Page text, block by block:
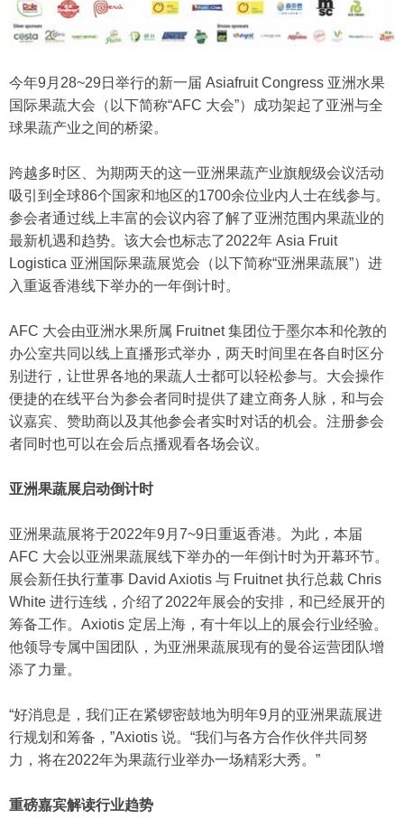
今年9月28~29日举行的新一届 Asiafruit Congress 亚洲水果
国际果蔬大会（以下简称“AFC 大会”）成功架起了亚洲与全
球果蔬产业之间的桥梁。
跨越多时区、为期两天的这一亚洲果蔬产业旗舰级会议活动
吸引到全球86个国家和地区的1700余位业内人士在线参与。
参会者通过线上丰富的会议内容了解了亚洲范围内果蔬业的
最新机遇和趋势。该大会也标志了2022年 Asia Fruit
Logistica 亚洲国际果蔬展览会（以下简称“亚洲果蔬展”）进
入重返香港线下举办的一年倒计时。
AFC 大会由亚洲水果所属 Fruitnet 集团位于墨尔本和伦敦的
办公室共同以线上直播形式举办，两天时间里在各自时区分
别进行，让世界各地的果蔬人士都可以轻松参与。大会操作
便捷的在线平台为参会者同时提供了建立商务人脉，和与会
议嘉宾、赞助商以及其他参会者实时对话的机会。注册参会
者同时也可以在会后点播观看各场会议。
亚洲果蔬展启动倒计时
亚洲果蔬展将于2022年9月7~9日重返香港。为此，本届
AFC 大会以亚洲果蔬展线下举办的一年倒计时为开幕环节。
展会新任执行董事 David Axiotis 与 Fruitnet 执行总裁 Chris
White 进行连线，介绍了2022年展会的安排，和已经展开的
筹备工作。Axiotis 定居上海，有十年以上的展会行业经验。
他领导专属中国团队，为亚洲果蔬展现有的曼谷运营团队增
添了力量。
“好消息是，我们正在紧锣密鼓地为明年9月的亚洲果蔬展进
行规划和筹备，”Axiotis 说。“我们与各方合作伙伴共同努
力，将在2022年为果蔬行业举办一场精彩大秀。”
重磅嘉宾解读行业趋势